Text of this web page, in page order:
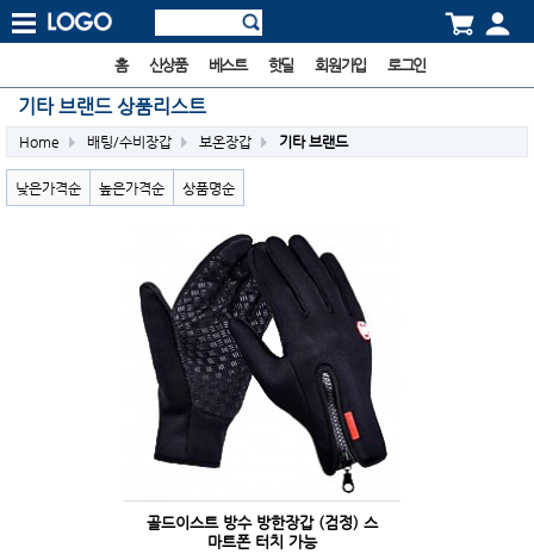
홈 신상품 베스트 핫딜 회원가입 로그인
기타 브랜드 상품리스트
Home 배팅/수비장갑 보온장갑 기타 브랜드
낮은가격순 높은가격순 상품명순
골드이스트 방수 방한장갑 (검정) 스
마트폰 터치 가능